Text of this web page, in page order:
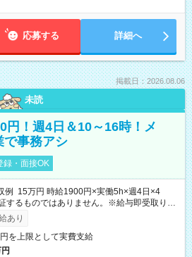
応募する 詳細へ
掲載日：2026.08.06
未読
円！週4日＆10～16時！メ
で事務アシ
録・面接OK
15万円 時給1900円×実働5h×週4日×4
するものではありません。※給与即受取りサ
条件有）
あり
を上限として実費支給